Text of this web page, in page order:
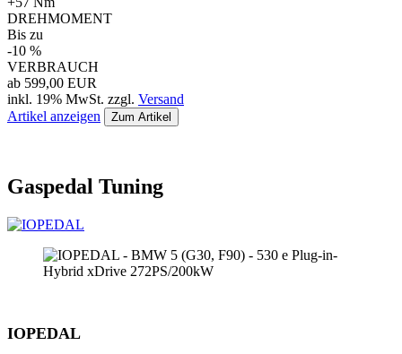
DREHMOMENT
Bis zu
-10 %
VERBRAUCH
ab 599,00 EUR
inkl. 19% MwSt. zzgl. Versand
Artikel anzeigen
Zum Artikel
Gaspedal Tuning
IOPEDAL